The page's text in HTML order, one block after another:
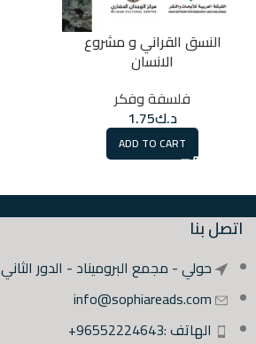
النسق القراني و مشروع
الانسان
فلسفة وفكر
د.ك1.75
ADD TO CART
اتصل بنا
حولي - مجمع البروميناد - الدور الثاني
info@sophiareads.com
الهاتف :96552224643+